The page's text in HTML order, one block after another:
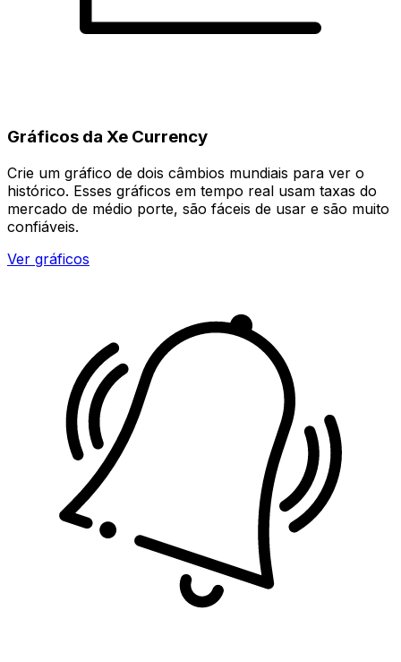
Gráficos da Xe Currency
Crie um gráfico de dois câmbios mundiais para ver o
histórico. Esses gráficos em tempo real usam taxas do
mercado de médio porte, são fáceis de usar e são muito
confiáveis.
Ver gráficos